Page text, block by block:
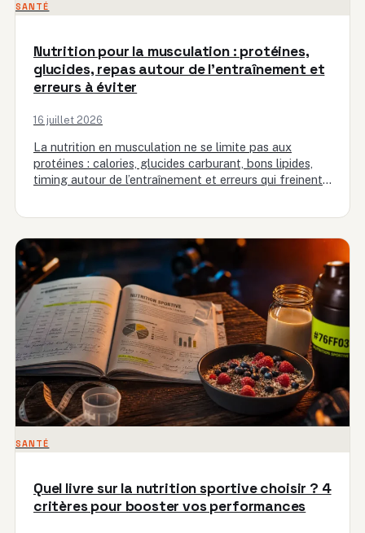
SANTÉ
Nutrition pour la musculation : protéines,
glucides, repas autour de l’entraînement et
erreurs à éviter
16 juillet 2026
La nutrition en musculation ne se limite pas aux
protéines : calories, glucides carburant, bons lipides,
timing autour de l’entraînement et erreurs qui freinent
SANTÉ
Quel livre sur la nutrition sportive choisir ? 4
critères pour booster vos performances